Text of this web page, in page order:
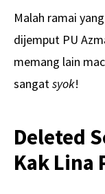
Malah ramai
dijemput PU
memang lain
sangatsyok!
Deleted
Kak Lina